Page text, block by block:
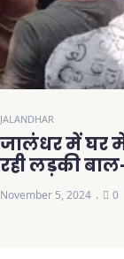
JALANDHAR
जालंधर में घर
रही लड़की
November 5, 2024 0